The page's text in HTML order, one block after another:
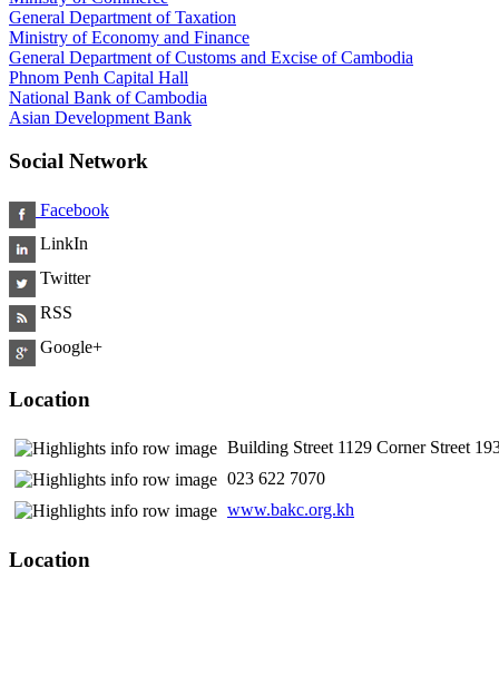
General Department of Taxation
Ministry of Economy and Finance
General Department of Customs and Excise of Cambodia
Phnom Penh Capital Hall
National Bank of Cambodia
Asian Development Bank
Social Network
Facebook
LinkIn
Twitter
RSS
Google+
Location
Building Street 1129 Corner Street
​ 023 622 7070
www.bakc.org.kh
Location